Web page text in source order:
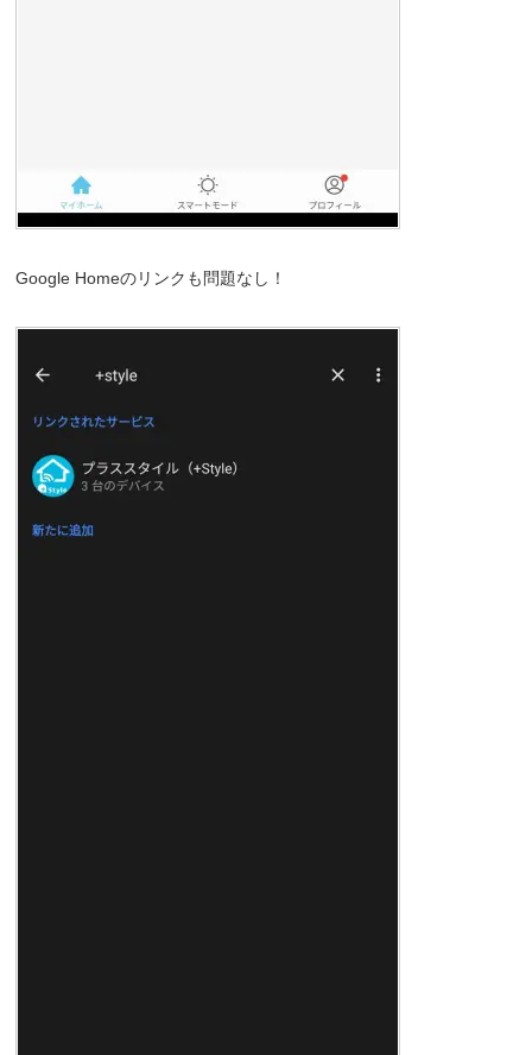
Google Homeのリンクも問題なし！